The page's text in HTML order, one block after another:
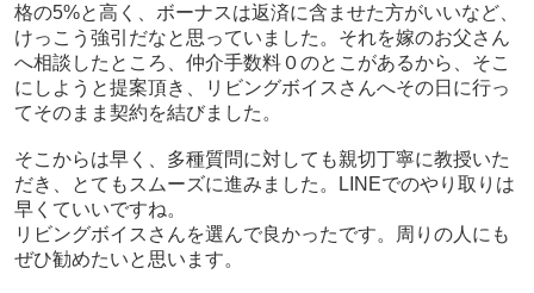
格の5%と高く、ボーナスは返済に含ませた方がいいなど、
けっこう強引だなと思っていました。それを嫁のお父さん
へ相談したところ、仲介手数料０のとこがあるから、そこ
にしようと提案頂き、リビングボイスさんへその日に行っ
てそのまま契約を結びました。
そこからは早く、多種質問に対しても親切丁寧に教授いた
だき、とてもスムーズに進みました。LINEでのやり取りは
早くていいですね。
リビングボイスさんを選んで良かったです。周りの人にも
ぜひ勧めたいと思います。